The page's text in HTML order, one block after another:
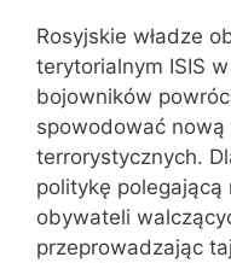
Rosyjskie władze
terytorialnym ISIS
bojowników
spowodować
terrorystycznych.
politykę polegającą
obywateli
przeprowadzając